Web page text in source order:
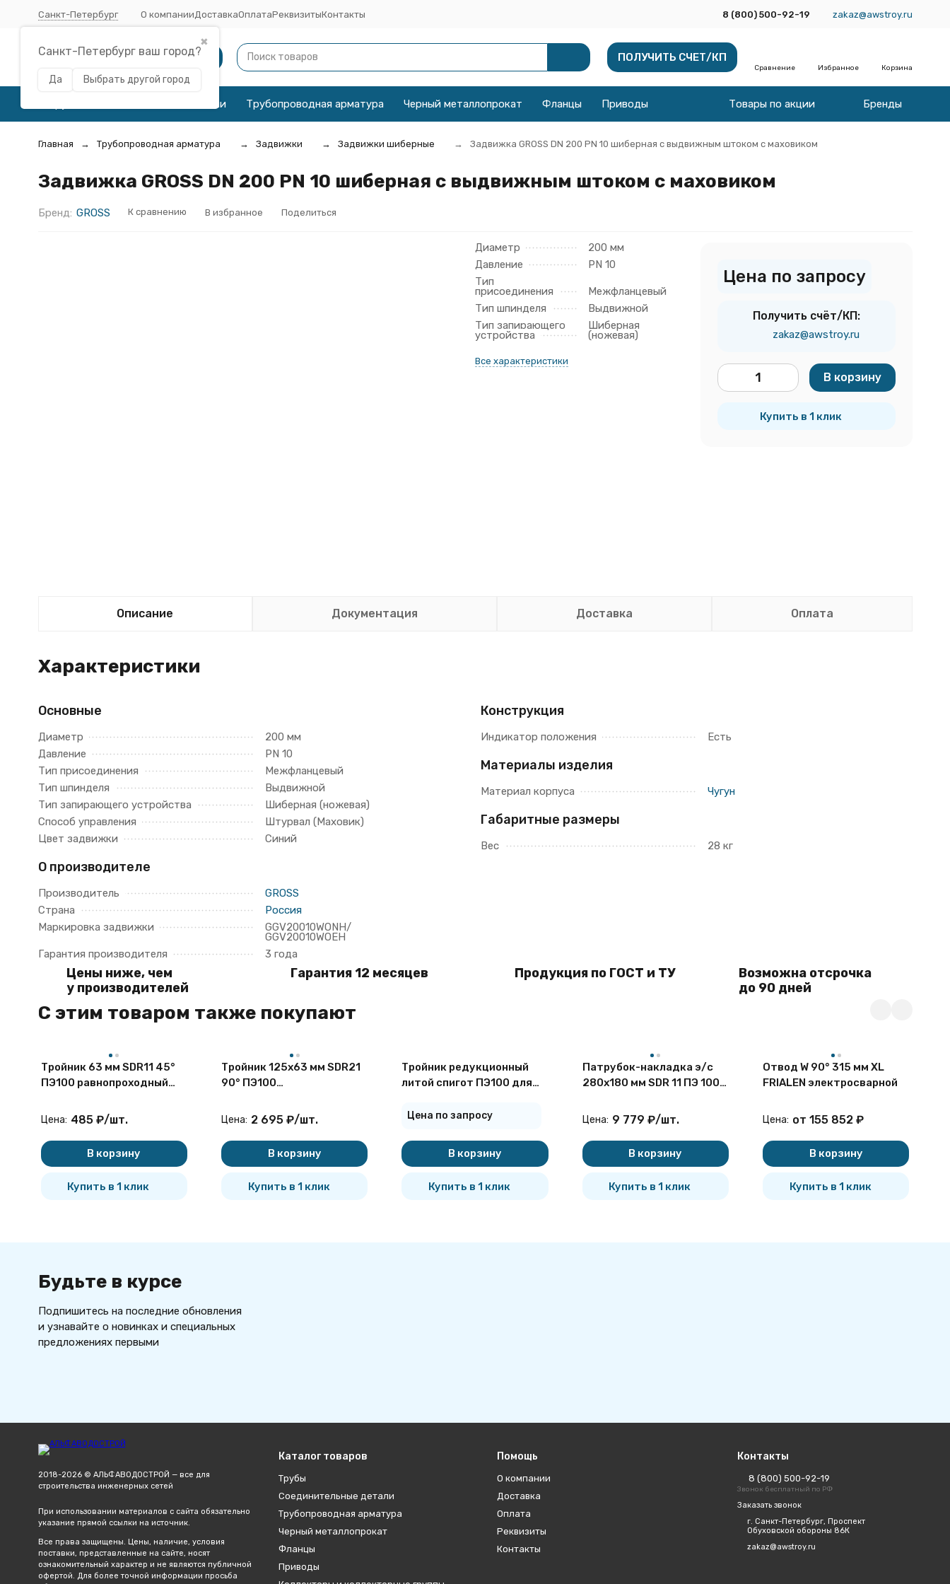
Санкт-Петербург
✖
Санкт-Петербург ваш город?
Да Выбрать другой город
О компании ДоставкаОплатаРеквизитыКонтакты 8 (800) 500-92-19 zakaz@awstroy.ru
Каталог ПОЛУЧИТЬ СЧЕТ/КП
Сравнение Избранное Корзина
Соединительные детали Трубопроводная арматура Черный металлопрокат Фланцы Приводы Товары по акции Бренды
Главная Трубопроводная арматура Задвижки Задвижки шиберные Задвижка GROSS DN 200 PN 10 шиберная с выдвижным штоком c маховиком
Задвижка GROSS DN 200 PN 10 шиберная с выдвижным штоком c маховиком
Бренд: GROSS К сравнению В избранное Поделиться
Диаметр
200 мм
Давление
PN 10
Тип
присоединения
Межфланцевый
Тип шпинделя
Выдвижной
Тип запирающего
устройства
Шиберная
(ножевая)
Все характеристики
Цена по запросу
Получить счёт/КП:
zakaz@awstroy.ru
В корзину
Купить в 1 клик
Описание Документация Доставка Оплата
Характеристики
Основные
Диаметр
200 мм
Давление
PN 10
Тип присоединения
Межфланцевый
Тип шпинделя
Выдвижной
Тип запирающего устройства
Шиберная (ножевая)
Способ управления
Штурвал (Маховик)
Цвет задвижки
Синий
О производителе
Производитель
GROSS
Страна
Россия
Маркировка задвижки
GGV20010WONH/
GGV20010WOEH
Гарантия производителя
3 года
Конструкция
Индикатор положения Есть
Материалы изделия
Материал корпуса Чугун
Габаритные размеры
Вес 28 кг
Цены ниже, чем
у производителей
Гарантия 12 месяцев Продукция по ГОСТ и ТУ
Возможна отсрочка
до 90 дней
C этим товаром также покупают
Тройник 63 мм SDR11 45°
ПЭ100 равнопроходный
Цена: 485 ₽/шт.
В корзину
Купить в 1 клик
Тройник 125х63 мм SDR21
90° ПЭ100
сварной сегментный ПНД
Цена: 2 695 ₽/шт.
В корзину
Купить в 1 клик
Тройник редукционный
литой спигот ПЭ100 для
мм
Цена по запросу
В корзину
Купить в 1 клик
Патрубок-накладка э/с
280х180 мм SDR 11 ПЭ 100
Цена: 9 779 ₽/шт.
В корзину
Купить в 1 клик
Отвод W 90° 315 мм XL
FRIALEN электросварной
Цена: от155 852 ₽
В корзину
Купить в 1 клик
Будьте в курсе
Подпишитесь на последние обновления
и узнавайте о новинках и специальных
предложениях первыми
2018-2026 © АЛЬФАВОДОСТРОЙ — все для
строительства инженерных сетей
При использовании материалов с сайта обязательно
указание прямой ссылки на источник.
Все права защищены. Цены, наличие, условия
поставки, представленные на сайте, носят
ознакомительный характер и не являются публичной
офертой. Для более точной информации просьба
Каталог товаров
Трубы
Соединительные детали
Трубопроводная арматура
Черный металлопрокат
Фланцы
Приводы
Помощь
О компании
Доставка
Оплата
Реквизиты
Контакты
Контакты
8 (800) 500-92-19
Звонок бесплатный по РФ
Заказать звонок
г. Санкт-Петербург, Проспект
Обуховской обороны 86К
zakaz@awstroy.ru